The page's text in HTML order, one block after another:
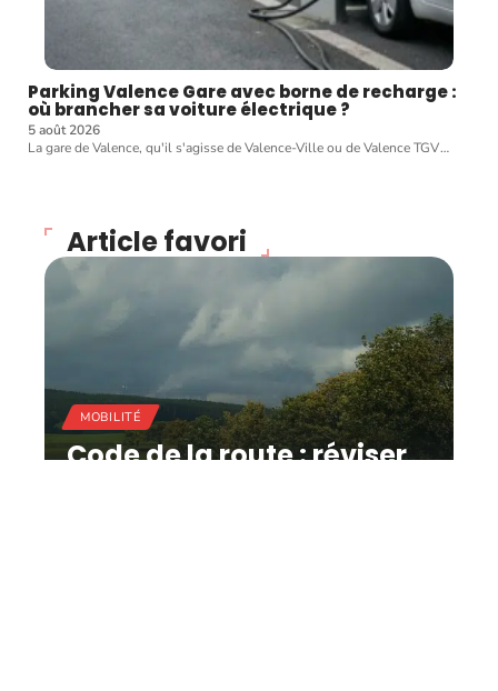
Parking Valence Gare avec borne de recharge :
où brancher sa voiture électrique ?
5 août 2026
La gare de Valence, qu'il s'agisse de Valence-Ville ou de Valence TGV…
Article favori
MOBILITÉ
Code de la route : réviser